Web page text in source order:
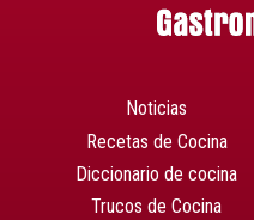
Noticias
Recetas de Cocina
Diccionario de cocina
Trucos de Cocina